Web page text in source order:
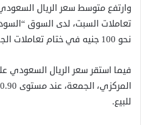
وارتفع متوسط سعر الريال
نحو 100 جنيه في ختام تعاملات الجمعة.
فيما استقر سعر الريال السعودي
للبيع.